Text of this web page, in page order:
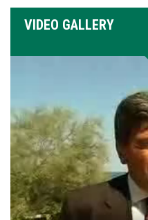
VIDEO GALLERY